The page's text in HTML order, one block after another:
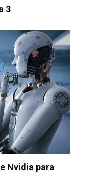
3
Nvidia para